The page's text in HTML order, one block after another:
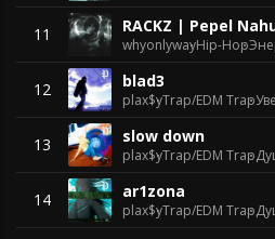
11 RACKZ | Pepel
whyonlywayHip-Hop
12 blad3
plax$yTrap/EDM Trap
13 slow down
plax$yTrap/EDM Trap
14 ar1zona
plax$yTrap/EDM Trap